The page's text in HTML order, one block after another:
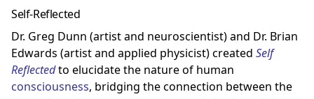
Self-Reflected
Dr. Greg Dunn (artist and neuroscientist) and Dr. Brian
Edwards (artist and applied physicist) created Self
Reflectedto elucidate the nature of human
consciousness, bridging the connection between the